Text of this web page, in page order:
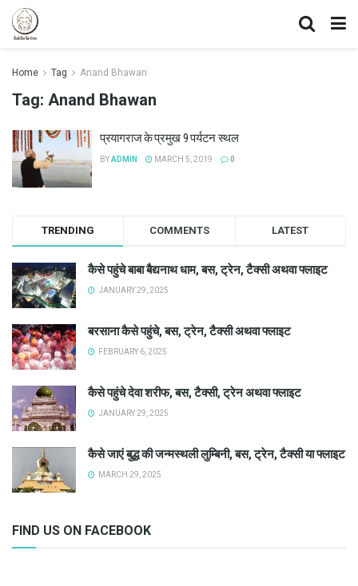
Home Tag Anand Bhawan
Tag: Anand Bhawan
प्रयागराज के प्रमुख 9 पर्यटन स्थल
BYADMIN MARCH 5, 2019 0
TRENDING COMMENTS LATEST
कैसे पहुंचे बाबा बैद्यनाथ धाम, बस, ट्रेन, टैक्सी अथवा फ्लाइट
JANUARY 29, 2025
बरसाना कैसे पहुंचे, बस, ट्रेन, टैक्सी अथवा फ्लाइट
FEBRUARY 6, 2025
कैसे पहुंचे देवा शरीफ, बस, टैक्सी, ट्रेन अथवा फ्लाइट
JANUARY 29, 2025
कैसे जाएं बुद्ध की जन्मस्थली लुम्बिनी, बस, ट्रेन, टैक्सी या फ्लाइट
MARCH 29, 2025
FIND US ON FACEBOOK